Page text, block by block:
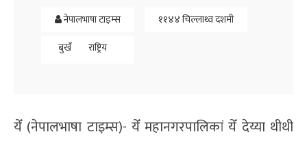
नेपालभाषा टाइम्स
११४४ चिल्लाथ्व दशमी
बुखँ
राष्ट्रिय
येँ (नेपालभाषा टाइम्स)- येँ महानगरपालिकां येँ देय्या थीथी